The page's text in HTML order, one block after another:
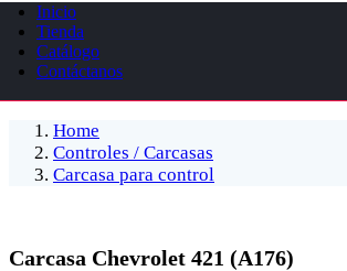
Inicio
Tienda
Catálogo
Contáctanos
Home
Controles / Carcasas
Carcasa para control
Carcasa Chevrolet 421 (A176)